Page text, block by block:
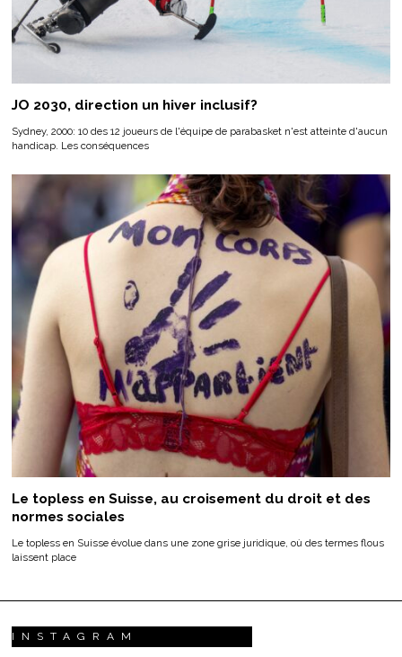
JO 2030, direction un hiver inclusif?
Sydney, 2000: 10 des 12 joueurs de l'équipe de parabasket n'est atteinte d'aucun
handicap. Les conséquences
Le topless en Suisse, au croisement du droit et des
normes sociales
Le topless en Suisse évolue dans une zone grise juridique, où des termes flous
laissent place
INSTAGRAM